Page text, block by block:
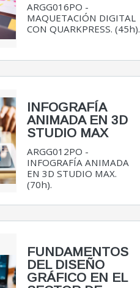
ARGG016PO -
MAQUETACIÓN DIGITAL
CON QUARKPRESS. (45h).
INFOGRAFÍA
ANIMADA EN 3D
STUDIO MAX
ARGG012PO -
INFOGRAFÍA ANIMADA
EN 3D STUDIO MAX.
(70h).
FUNDAMENTOS
DEL DISEÑO
GRÁFICO EN EL